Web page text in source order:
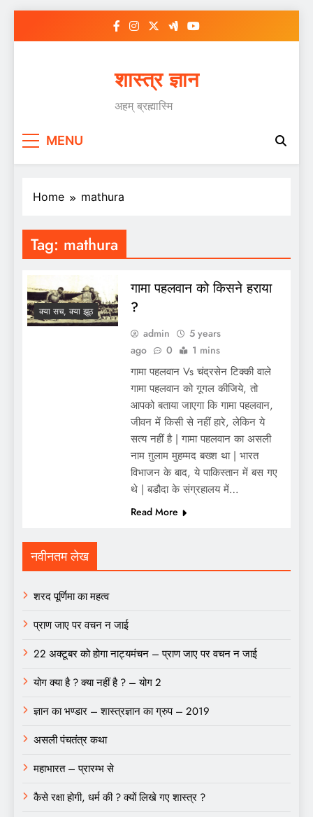
शास्त्र ज्ञान
अहम् ब्रह्मास्मि
MENU
Home mathura
Tag: mathura
क्या सच, क्या झूठ
गामा पहलवान को किसने हराया
?
admin
5 years
ago
0 1 mins
गामा पहलवान Vs चंद्रसेन टिक्की वाले
गामा पहलवान को गूगल कीजिये, तो
आपको बताया जाएगा कि गामा पहलवान,
जीवन में किसी से नहीं हारे, लेकिन ये
सत्य नहीं है | गामा पहलवान का असली
नाम ग़ुलाम मुहम्मद बख्श था | भारत
विभाजन के बाद, ये पाकिस्तान में बस गए
थे | बडौदा के संग्रहालय में…
Read More
नवीनतम लेख
शरद पूर्णिमा का महत्व
प्राण जाए पर वचन न जाई
22 अक्टूबर को होगा नाट्यमंचन – प्राण जाए पर वचन न जाई
योग क्या है ? क्या नहीं है ? – योग 2
ज्ञान का भण्डार – शास्त्रज्ञान का ग्रुप – 2019
असली पंचतंत्र कथा
महाभारत – प्रारम्भ से
कैसे रक्षा होगी, धर्म की ? क्यों लिखे गए शास्त्र ?